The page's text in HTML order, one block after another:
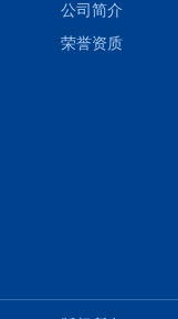
公司简介
荣誉资质